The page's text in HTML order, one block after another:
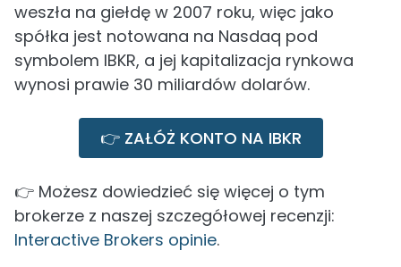
weszła na giełdę w 2007 roku, więc jako
spółka jest notowana na Nasdaq pod
symbolem IBKR, a jej kapitalizacja rynkowa
wynosi prawie 30 miliardów dolarów.
👉 ZAŁÓŻ KONTO NA IBKR
👉 Możesz dowiedzieć się więcej o tym
brokerze z naszej szczegółowej recenzji:
Interactive Brokers opinie.